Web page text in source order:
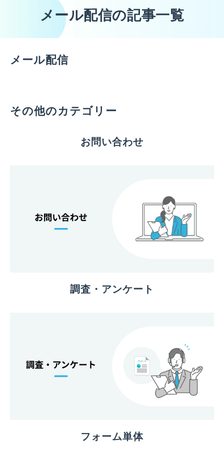
メール配信の記事一覧
メール配信
その他のカテゴリー
お問い合わせ
調査・アンケート
フォーム単体